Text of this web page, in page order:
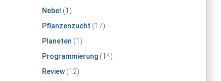
Nebel (1)
Pflanzenzucht (17)
Planeten (1)
Programmierung(14)
Review(12)